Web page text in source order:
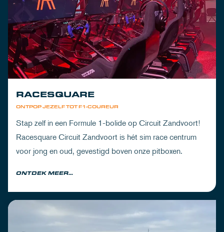
ONTPOP JEZELF TOT F1-COUREUR
RACESQUARE
Stap zelf in een Formule 1-bolide op Circuit Zandvoort!
Racesquare Circuit Zandvoort is hét sim race centrum
voor jong en oud, gevestigd boven onze pitboxen.
ONTDEK MEER...